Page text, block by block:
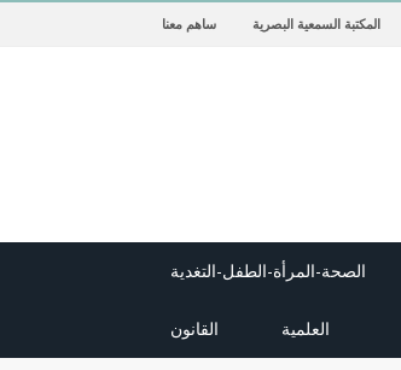
المكتبة السمعية البصرية ساهم معنا
الصحة-المرأة-الطفل-التغدية
العلمية القانون